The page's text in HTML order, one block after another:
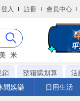
登入 註冊 會員中心
米
銷
整箱購划算 活
閒娛樂
日用生活